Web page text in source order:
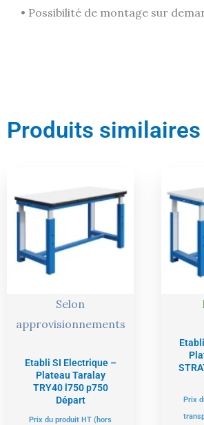
• Possibilité de montage sur
Produits similaires
Selon
approvisionnements
Etabli SI Electrique –
Plateau Taralay
TRY40 l750 p750
Départ
Prix du produit HT (hors
prix
initial
était :
3302,00 €.
actuel
3137,00 €.
Prix